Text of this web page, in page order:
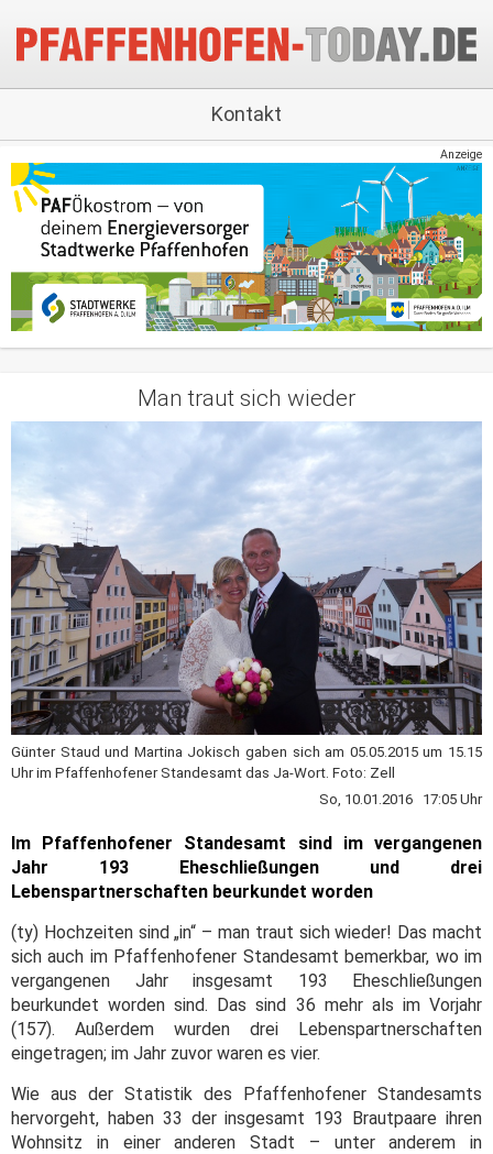
Kontakt
Anzeige
Man traut sich wieder
Günter Staud und Martina Jokisch gaben sich am 05.05.2015 um 15.15
Uhr im Pfaffenhofener Standesamt das Ja-Wort. Foto: Zell
So, 10.01.2016 17:05 Uhr
Im Pfaffenhofener Standesamt sind im vergangenen
Jahr 193 Eheschließungen und drei
Lebenspartnerschaften beurkundet worden
(ty) Hochzeiten sind „in“ – man traut sich wieder! Das macht
sich auch im Pfaffenhofener Standesamt bemerkbar, wo im
vergangenen Jahr insgesamt 193 Eheschließungen
beurkundet worden sind. Das sind 36 mehr als im Vorjahr
(157). Außerdem wurden drei Lebenspartnerschaften
eingetragen; im Jahr zuvor waren es vier.
Wie aus der Statistik des Pfaffenhofener Standesamts
hervorgeht, haben 33 der insgesamt 193 Brautpaare ihren
Wohnsitz in einer anderen Stadt – unter anderem in